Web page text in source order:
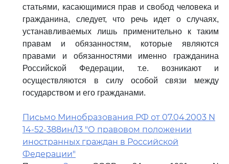
статьями, касающимися прав и свобод человека и
гражданина, следует, что речь идет о случаях,
устанавливаемых лишь применительно к таким
правам и обязанностям, которые являются
правами и обязанностями именно гражданина
Российской Федерации, т.е. возникают и
осуществляются в силу особой связи между
государством и его гражданами.
Письмо Минобразования РФ от 07.04.2003 N
14-52-388ин/13 "О правовом положении
иностранных граждан в Российской
Федерации"